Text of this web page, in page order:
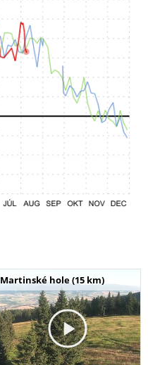
Martinské hole (15 km)